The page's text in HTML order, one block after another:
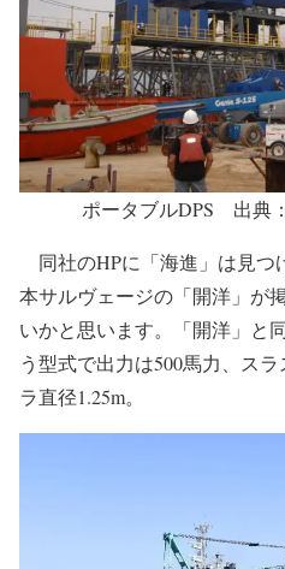
ポータブルDPS 出典：
同社のHPに「海進」は見つ
本サルヴェージの「開洋」が
いかと思います。「開洋」と
う型式で出力は500馬力、ス
ラ直径1.25m。